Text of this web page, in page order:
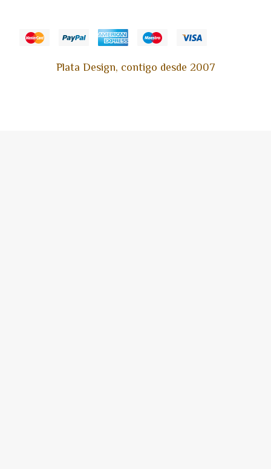
Plata Design, contigo desde 2007